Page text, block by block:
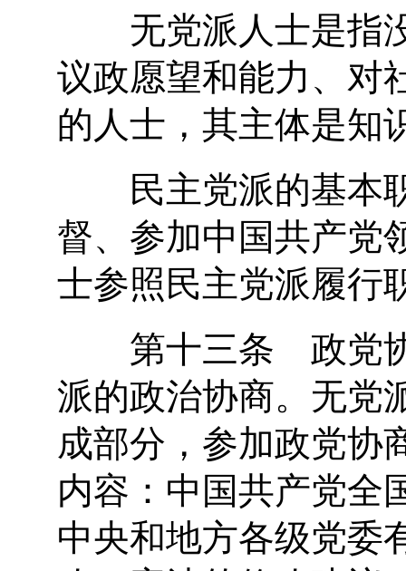
无党派人士是指
议政愿望和能力、对
的人士，其主体是知
民主党派的基本
督、参加中国共产党
士参照民主党派履行
第十三条 政党协
派的政治协商。无党
成部分，参加政党协
内容：中国共产党全
中央和地方各级党委